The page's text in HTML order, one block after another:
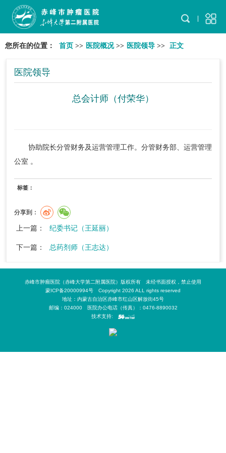
您所在的位置： 首页 >> 医院概况>> 医院领导 >> 正文
医院领导
总会计师（付荣华）
协助院长分管财务及运营管理工作。分管财务部、运营管理
公室 。
标签：
分享到：
上一篇： 纪委书记（王延丽）
下一篇： 总药剂师（王志达）
赤峰市肿瘤医院（赤峰大学第二附属医院）版权所有 未经书面授权，禁止使用
蒙ICP备20000994号 Copyright 2026 ALL rights reserved
地址：内蒙古自治区赤峰市红山区解放街45号
邮编：024000 医院办公电话（传真）：0476-8890032
技术支持: